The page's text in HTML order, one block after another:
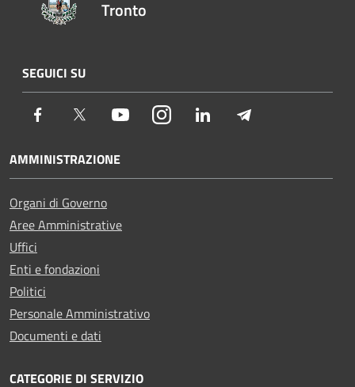
Tronto
SEGUICI SU
Facebook Twitter YoutubeInstagramLinkedIn
AMMINISTRAZIONE
Organi di Governo
Aree Amministrative
Uffici
Enti e fondazioni
Politici
Personale Amministrativo
Documenti e dati
CATEGORIE DI SERVIZIO